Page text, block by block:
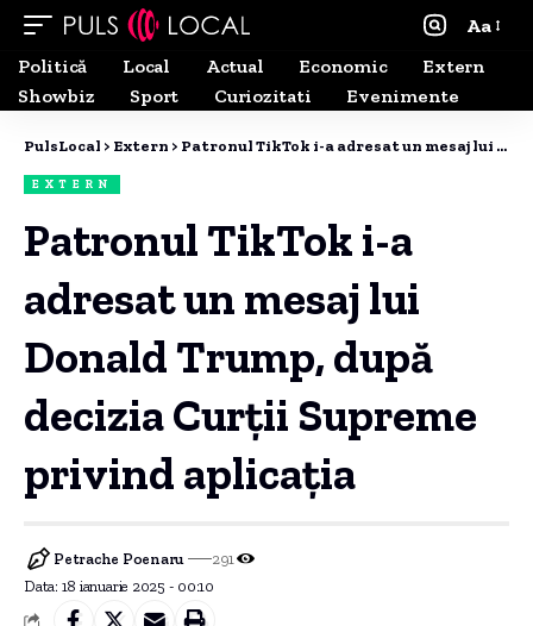
Aa
Politică
Local Actual Economic
Extern
Showbiz
Sport Curiozitati Evenimente
PulsLocal > Extern > Patronul TikTok i-a adresat un mesaj lui Donald Trump, după decizia Curții Supreme privind aplicația
EXTERN
Patronul TikTok i-a
adresat un mesaj lui
Donald Trump, după
decizia Curții Supreme
privind aplicația
Data: 18 ianuarie 2025 - 00:10
Petrache Poenaru 291